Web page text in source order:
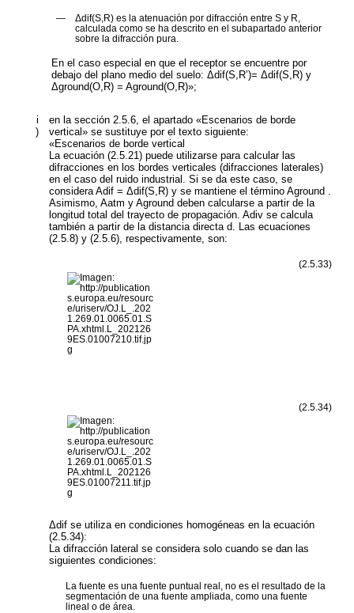
— Δdif(S,R)es la atenuación por difracción entre Sy R
calculada como se ha descrito en el subapartado anterior
sobre la difracción pura.
En el caso especial en que el receptor se encuentre por
debajo del plano medio del suelo: Δdif(S,R’)= Δdif(S,R)y
Δground(O,R)= Aground(O,R)»;
i
)
en la sección 2.5.6, el apartado «Escenarios de borde
vertical» se sustituye por el texto siguiente:
«Escenarios de borde vertical
La ecuación (2.5.21) puede utilizarse para calcular las
difracciones en los bordes verticales (difracciones laterales)
en el caso del ruido industrial. Si se da este caso, se
considera Adif= Δdif(S,R)y se mantiene el término Aground
Asimismo, Aatm y Aground deben calcularse a partir de la
longitud total del trayecto de propagación. Adiv se calcula
también a partir de la distancia directa d. Las ecuaciones
(2.5.8) y (2.5.6), respectivamente, son:
(2.5.33)
(2.5.34)
Δdif se utiliza en condiciones homogéneas en la ecuación
(2.5.34):
La difracción lateral se considera solo cuando se dan las
siguientes condiciones:
La fuente es una fuente puntual real, no es el resultado de la
segmentación de una fuente ampliada, como una fuente
lineal o de área.